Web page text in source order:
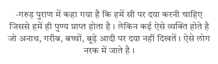
-गरुड़ पुराण में कहा गया है कि हमें सी पर दया करनी चाहिए
जिससे हमें ही पुण्य प्राप्त होता है। लेकिन कई ऐसे व्यक्ति होते है
जो अनाथ, गरीब, बच्चों, बूढ़े आदी पर दया नहीं दिखतें। ऐसे लोग
नरक में जाते है।